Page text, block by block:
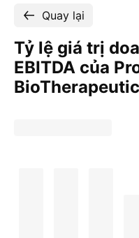
Quay lại
Tỷ lệ giá trị
EBITDA của